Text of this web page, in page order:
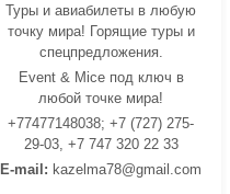
Туры и авиабилеты в любую
точку мира! Горящие туры и
спецпредложения.
Event & Mice под ключ в
любой точке мира!
+77477148038; +7 (727) 275-
29-03, +7 747 320 22 33
E-mail: kazelma78@gmail.com